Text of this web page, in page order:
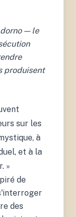
— le
produisent
sur les
à
et à la
»
de
des